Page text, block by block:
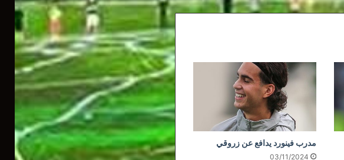
مدرب فينورد يدافع عن زروقي
03/11/2024